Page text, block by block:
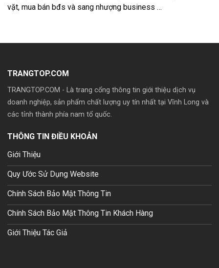
vặt, mua bán bđs và sang nhượng business …
TRANGTOP.COM
TRANGTOP.COM - Là trang cổng thông tin giới thiệu dịch vụ
doanh nghiệp, sản phẩm chất lượng uy tín nhất tại Vĩnh Long và
các tỉnh thành phía nam tổ quốc.
THÔNG TIN ĐIỀU KHOẢN
Giới Thiệu
Quy Ước Sử Dụng Website
Chính Sách Bảo Mật Thông Tin
Chính Sách Bảo Mật Thông Tin Khách Hàng
Giới Thiệu Tác Giả